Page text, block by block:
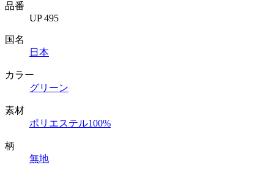
品番
UP 495
国名
日本
カラー
グリーン
素材
ポリエステル100%
柄
無地